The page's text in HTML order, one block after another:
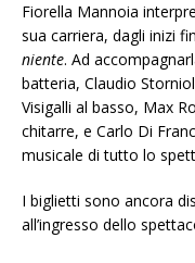
Fiorella Mannoia
sua carriera, dagli inizi
niente. Ad
batteria, Claudio
Visigalli al basso, Max
chitarre, e Carlo Di
musicale di tutto lo
I biglietti sono ancora
all’ingresso dello